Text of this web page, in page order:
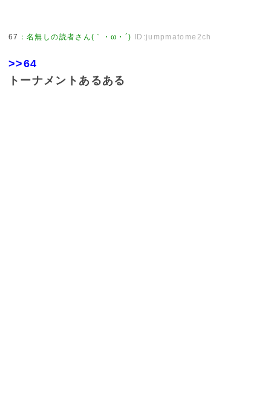
67 ：名無しの読者さん(｀・ω・´) ID:jumpmatome2ch
>>64
トーナメントあるある